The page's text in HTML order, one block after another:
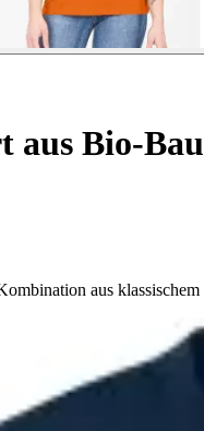
aus Bio-
aus